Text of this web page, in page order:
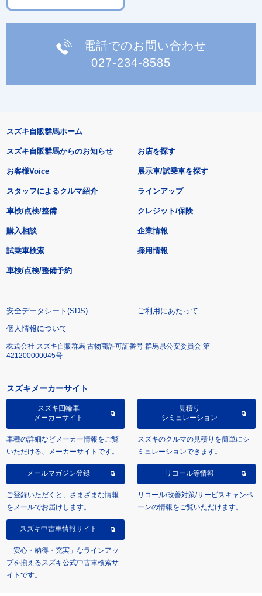
電話でのお問い合わせ
027-234-8585
スズキ自販群馬ホーム
スズキ自販群馬からのお知らせ
お客様Voice
スタッフによるクルマ紹介
お店を探す
展示車/試乗車を探す
ラインアップ
車検/点検/整備 クレジット/保険
購入相談
試乗車検索
車検/点検/整備予約
企業情報
採用情報
安全データシート(SDS)
ご利用にあたって
個人情報について
株式会社 スズキ自販群馬 古物商許可証番号 群馬県公安委員会 第
421200000045号
スズキメーカーサイト
スズキ四輪車
メーカーサイト
車種の詳細などメーカー情報をご覧
いただける、メーカーサイトです。
見積り
シミュレーション
スズキのクルマの見積りを簡単にシ
ミュレーションできます。
メールマガジン登録
ご登録いただくと、さまざまな情報
をメールでお届けします。
リコール等情報
リコール/改善対策/サービスキャンペ
ーンの情報をご覧いただけます。
スズキ中古車情報サイト
「安心・納得・充実」なラインアッ
プを揃えるスズキ公式中古車検索サ
イトです。